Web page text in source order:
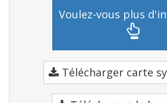
Voulez-vous plus
Télécharger carte